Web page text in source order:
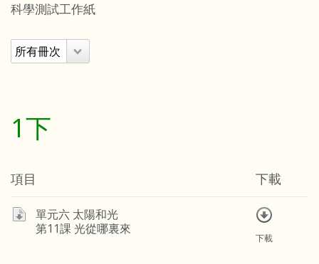
科學測試工作紙
1下
項目 下載
單元六 太陽和光
第11課 光從哪裏來
下載